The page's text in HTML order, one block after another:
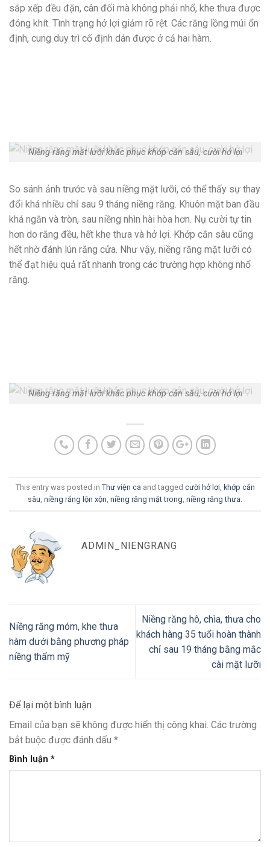
sắp xếp đều đặn, cân đối mà không phải nhổ, khe thưa được
đóng khít. Tình trạng hở lợi giảm rõ rệt. Các răng lồng múi ổn
định, cung duy trì cố định dán được ở cả hai hàm.
Niềng răng mặt lưỡi khắc phục khớp cắn sâu, cười hở lợi
So sánh ảnh trước và sau niềng mặt lưỡi, có thể thấy sự thay
đổi khá nhiều chỉ sau 9 tháng niềng răng. Khuôn mặt ban đầu
khá ngắn và tròn, sau niềng nhìn hài hòa hơn. Nụ cười tự tin
hơn do răng đều, hết khe thưa và hở lợi. Khớp cắn sâu cũng
hết nhờ đánh lún răng cửa. Như vậy, niềng răng mặt lưỡi có
thể đạt hiệu quả rất nhanh trong các trường hợp không nhổ
răng.
Niềng răng mặt lưỡi khắc phục khớp cắn sâu, cười hở lợi
This entry was posted in Thư viện ca and tagged cười hở lợi, khớp cắn
sâu, niềng răng lộn xộn, niềng răng mặt trong, niềng răng thưa.
ADMIN_NIENGRANG
Niềng răng móm, khe thưa
hàm dưới bằng phương pháp
niềng thẩm mỹ
Niềng răng hô, chìa, thưa cho
khách hàng 35 tuổi hoàn thành
chỉ sau 19 tháng bằng mắc
cài mặt lưỡi
Để lại một bình luận
Email của bạn sẽ không được hiển thị công khai. Các trường
bắt buộc được đánh dấu *
Bình luận *